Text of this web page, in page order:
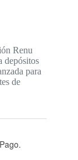
Renu
depósitos
para
de